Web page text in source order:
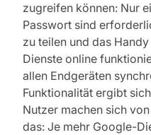
zugreifen können: Nur
Passwort sind
zu teilen und das
Dienste online
allen Endgeräten
Funktionalität ergibt
Nutzer machen sich
das: Je mehr Google-